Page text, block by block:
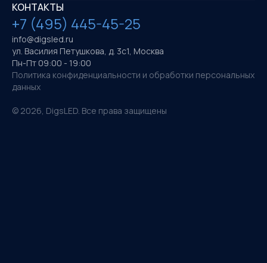
КОНТАКТЫ
+7 (495) 445-45-25
info@digsled.ru
ул. Василия Петушкова, д. 3с1, Москва
Пн-Пт 09:00 - 19:00
Политика конфиденциальности и обработки персональных
данных
© 2026, DigsLED. Все права защищены